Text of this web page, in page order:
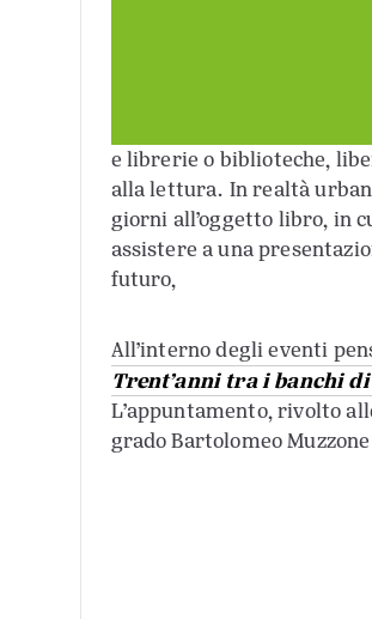
e librerie o biblioteche,
alla lettura. In realtà
giorni all’oggetto libro, in
assistere a una
futuro,
All’interno degli eventi
Trent’anni tra i banchi
L’appuntamento, rivolto
grado Bartolomeo